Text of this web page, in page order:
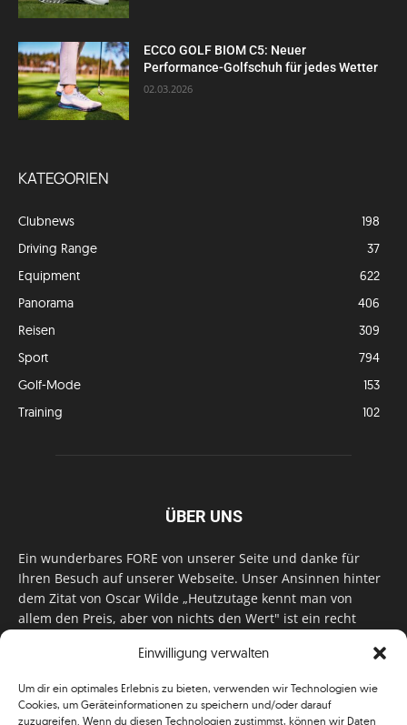
Einwilligung verwalten
Um dir ein optimales Erlebnis zu bieten, verwenden wir Technologien wie
Cookies, um Geräteinformationen zu speichern und/oder darauf
zuzugreifen. Wenn du diesen Technologien zustimmst, können wir Daten
ECCO GOLF BIOM C5: Neuer
Performance-Golfschuh für jedes Wetter
02.03.2026
KATEGORIEN
Clubnews
198
Driving Range
37
Equipment
622
Panorama
406
Reisen
309
Sport
794
Golf-Mode
153
Training
102
ÜBER UNS
Ein wunderbares FORE von unserer Seite und danke für
Ihren Besuch auf unserer Webseite. Unser Ansinnen hinter
dem Zitat von Oscar Wilde „Heutzutage kennt man von
allem den Preis, aber von nichts den Wert" ist ein recht
für Monat unser Bestes, um Sie mit außergewöhnlichen
zu versorgen. Im Magazin, auf unserer Website & auf
unseren Social Media Plattformen! Das verdient im